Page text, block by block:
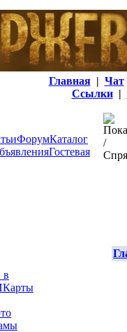
Главная | Чат
Ссылки |
ФорумКаталог
Гостевая
в
Карты